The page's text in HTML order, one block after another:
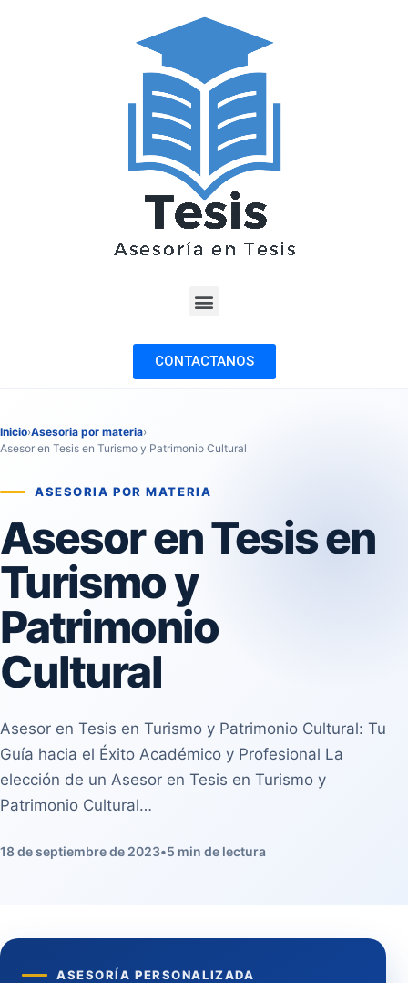
CONTACTANOS
Inicio›Asesoria por materia›
Asesor en Tesis en Turismo y Patrimonio Cultural
ASESORIA POR MATERIA
Asesor en Tesis en
Turismo y
Patrimonio
Cultural
Asesor en Tesis en Turismo y Patrimonio Cultural: Tu
Guía hacia el Éxito Académico y Profesional La
elección de un Asesor en Tesis en Turismo y
Patrimonio Cultural…
18 de septiembre de 2023•5 min de lectura
ASESORÍA PERSONALIZADA